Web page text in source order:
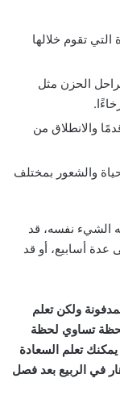
تقوم خلالها
الحزن مثل
والانطلاق من
والشعور بمختلف
الشيء نفسه، قد
أسابيع، أو قد
ولكن تعلم
لحظة تساوي لحظة
تعلم السعادة
في الربيع بعد فصل